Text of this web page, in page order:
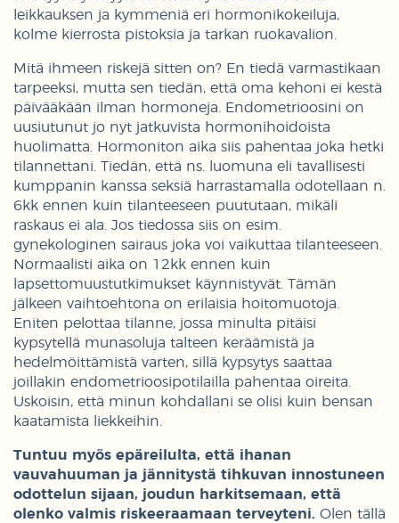
leikkauksen ja kymmeniä eri hormonikokeiluja,
kolme kierrosta pistoksia ja tarkan ruokavalion.
Mitä ihmeen riskejä sitten on? En tiedä varmastikaan
tarpeeksi, mutta sen tiedän, että oma kehoni ei kestä
päivääkään ilman hormoneja. Endometrioosini on
uusiutunut jo nyt jatkuvista hormonihoidoista
huolimatta. Hormoniton aika siis pahentaa joka hetki
tilannettani. Tiedän, että ns. luomuna eli tavallisesti
kumppanin kanssa seksiä harrastamalla odotellaan n.
6kk ennen kuin tilanteeseen puututaan, mikäli
raskaus ei ala. Jos tiedossa siis on esim.
gynekologinen sairaus joka voi vaikuttaa tilanteeseen.
Normaalisti aika on 12kk ennen kuin
lapsettomuustutkimukset käynnistyvät. Tämän
jälkeen vaihtoehtona on erilaisia hoitomuotoja.
Eniten pelottaa tilanne, jossa minulta pitäisi
kypsytellä munasoluja talteen keräämistä ja
hedelmöittämistä varten, sillä kypsytys saattaa
joillakin endometrioosipotilailla pahentaa oireita.
Uskoisin, että minun kohdallani se olisi kuin bensan
kaatamista liekkeihin.
Tuntuu myös epäreilulta, että ihanan
vauvahuuman ja jännitystä tihkuvan innostuneen
odottelun sijaan, joudun harkitsemaan, että
olenko valmis riskeeraamaan terveyteni. Olen tällä